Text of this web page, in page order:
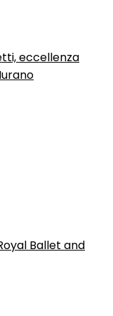
eccellenza
Ballet and